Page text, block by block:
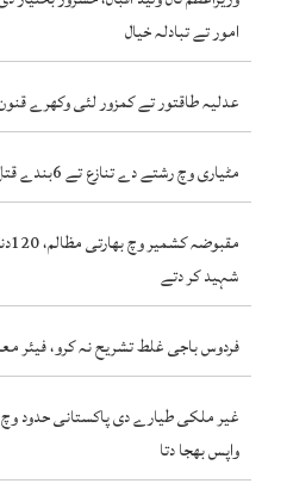
امور تے تبادلہ خیال
عدلیہ طاقتور تے کمزور لئی وکھرے
مٹیاری وچ رشتے دے تنازع تے 6بندے قتل
شہید کر دتے
فردوس باجی غلط تشریح نہ کرو، فیئر
غیر ملکی طیارے دی پاکستانی حدود
واپس بھجا دتا